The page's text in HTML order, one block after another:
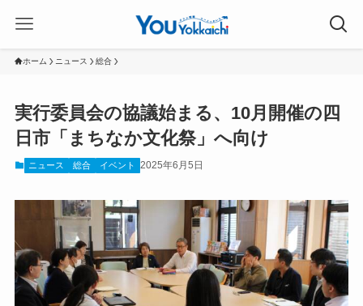
ホーム ニュース 総合
実行委員会の協議始まる、10月開催の四
日市「まちなか文化祭」へ向け
ニュース 総合 イベント 2025年6月5日